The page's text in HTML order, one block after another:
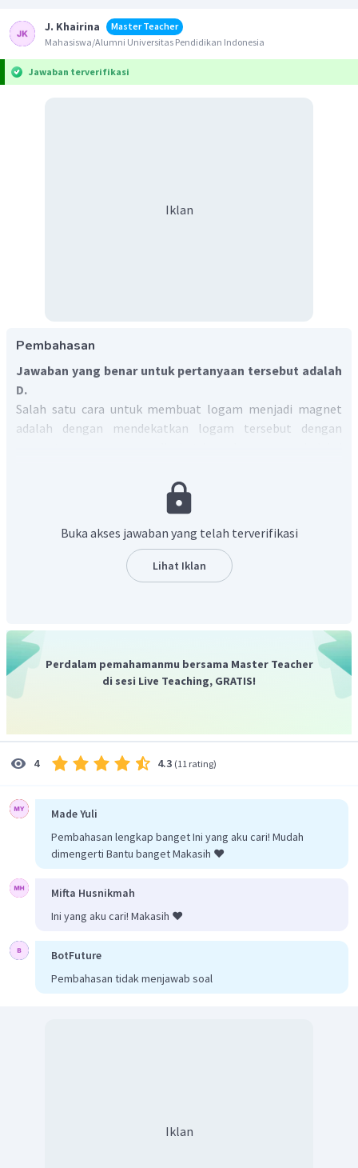
J. Khairina
Master Teacher
Mahasiswa/Alumni Universitas Pendidikan Indonesia
Jawaban terverifikasi
Iklan
Pembahasan
Jawaban yang benar untuk pertanyaan tersebut adalah
D.
Salah satu cara untuk membuat logam menjadi magnet
adalah dengan mendekatkan logam tersebut dengan
Kutub-kutub yang terbentuk ketika magnet mengalami
induksi magnet adalah berlawanan dengan kutub magnet
Maka, kutub magnet yang benar pada logam AB dan CD
adalah kutub A dan D utara sedangkan kutub B dan C
Buka akses jawaban yang telah terverifikasi
Lihat Iklan
Perdalam pemahamanmu bersama Master Teacher
di sesi Live Teaching, GRATIS!
4 4.3 (11 rating)
Made Yuli
Pembahasan lengkap banget Ini yang aku cari! Mudah
dimengerti Bantu banget Makasih ❤️
Mifta Husnikmah
Ini yang aku cari! Makasih ❤️
BotFuture
Pembahasan tidak menjawab soal
Iklan